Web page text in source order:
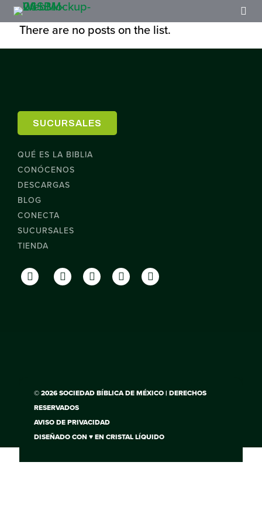
There are no posts on the list.
SUCURSALES
QUÉ ES LA BIBLIA
CONÓCENOS
DESCARGAS
BLOG
CONECTA
SUCURSALES
TIENDA
© 2026 SOCIEDAD BÍBLICA DE MÉXICO | DERECHOS
RESERVADOS
AVISO DE PRIVACIDAD
DISEÑADO CON ♥ ENCRISTAL LÍQUIDO